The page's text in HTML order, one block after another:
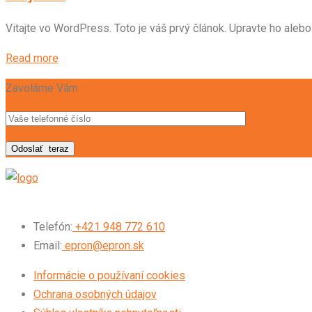
Vitajte vo WordPress. Toto je váš prvý článok. Upravte ho
Read more
Zavoláme Vám
Odoslať teraz
Telefón: +421 948 772 610
Email: epron@epron.sk
Informácie o používaní cookies
Ochrana osobných údajov